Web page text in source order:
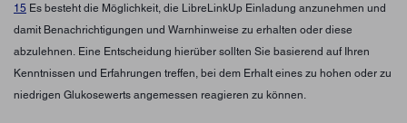
15 Es besteht die Möglichkeit, die LibreLinkUp Einladung anzunehmen und
damit Benachrichtigungen und Warnhinweise zu erhalten oder diese
abzulehnen. Eine Entscheidung hierüber sollten Sie basierend auf Ihren
Kenntnissen und Erfahrungen treffen, bei dem Erhalt eines zu hohen oder zu
niedrigen Glukosewerts angemessen reagieren zu können.